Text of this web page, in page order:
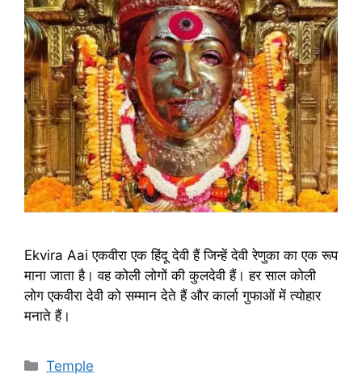
Ekvira Aai एकवीरा एक हिंदू देवी हैं जिन्हें देवी रेणुका का एक रूप
माना जाता है। वह कोली लोगों की कुलदेवी हैं। हर साल कोली
लोग एकवीरा देवी को सम्मान देते हैं और कार्ला गुफाओं में त्योहार
मनाते हैं।
Categories
Temple